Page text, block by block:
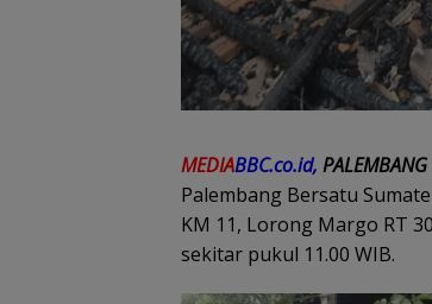
MEDIABBC.co.id, PALEMBANG
Palembang Bersatu
KM 11, Lorong Margo RT
sekitar pukul 11.00 WIB.